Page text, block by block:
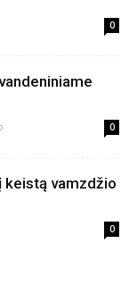
0
0
keistą vamzdžio
0